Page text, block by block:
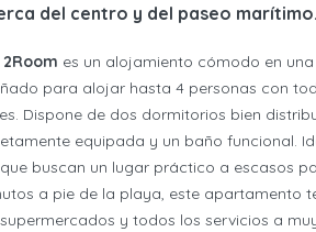
del centro y del paseo marítimo.
es un alojamiento cómodo en
para alojar hasta 4 personas con
Dispone de dos dormitorios bien
equipada y un baño funcional.
buscan un lugar práctico a escasos
a pie de la playa, este apartamento
y todos los servicios a